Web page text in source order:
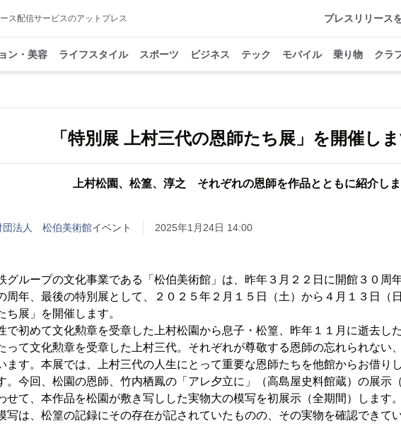
ス配信サービスのアットプレス プレスリリース
ン・美容 ライフスタイル スポーツ ビジネス テック モバイル 乗り物 クラ
上村松園、松篁、淳之 それぞれの恩師を作品とともに紹介し
団法人 松伯美術館イベント 2025年1月24日 14:00
ループの文化事業である「松伯美術館」は、昨年３月２２日に開館３０周
周年、最後の特別展として、２０２５年２月１５日（土）から４月１３日（
ち展」を開催します。
初めて文化勲章を受章した上村松園から息子・松篁、昨年１１月に逝去し
って文化勲章を受章した上村三代。それぞれが尊敬する恩師の忘れられない
ます。本展では、上村三代の人生にとって重要な恩師たちを他館からお借り
。今回、松園の恩師、竹内栖鳳の「アレ夕立に」（高島屋史料館蔵）の展示
せて、本作品を松園が敷き写しした実物大の模写を初展示（全期間）します
は、松篁の記録にその存在が記されていたものの、その実物を確認できて